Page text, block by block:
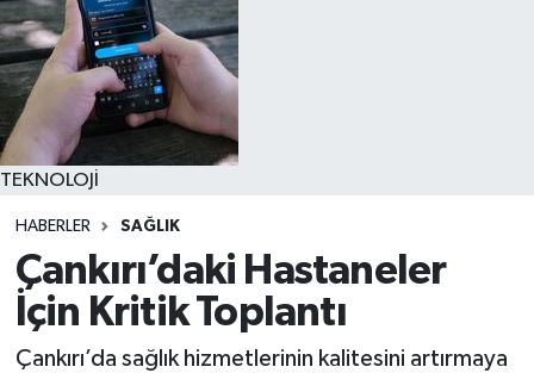
TEKNOLOJİ
HABERLER SAĞLIK
Çankırı’daki Hastaneler
İçin Kritik Toplantı
Çankırı’da sağlık hizmetlerinin kalitesini artırmaya